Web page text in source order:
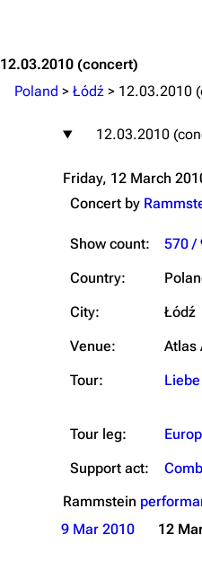
12.03.2010 (concert)
Poland > Łódź > 12.03.2010
12.03.2010
Friday, 12 March
Concert by
Show count:
570 /
Country:
City:
Łódź
Venue:
Atlas
Tour:
Tour leg:
Support act:
Rammstein
9 Mar 2010
12